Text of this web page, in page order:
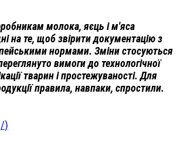
молока, яєць і м'яса
на те, щоб звірити документацію з
нормами. Зміни стосуються
вимоги до технологічної
тварин і простежуваності. Для
правила, навпаки, спростили.
/)